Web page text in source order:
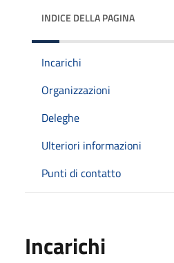
INDICE DELLA PAGINA
Incarichi
Organizzazioni
Deleghe
Ulteriori informazioni
Punti di contatto
Incarichi